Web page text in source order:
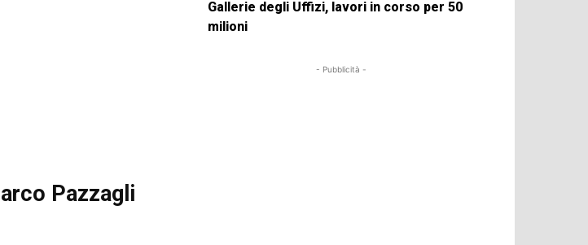
Pazzagli
Gallerie degli Uffizi, lavori in corso per 50
milioni
- Pubblicità -